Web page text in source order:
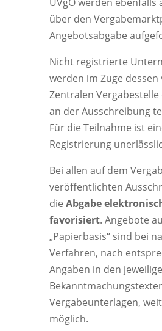
über den
Angebotsabgabe
Nicht registrierte
werden im Zuge dessen
Zentralen Vergabestelle
an der Ausschreibung
Für die Teilnahme ist
Registrierung
Bei allen auf dem
veröffentlichten
die Abgabe
favorisiert. Angebote
„Papierbasis“ sind bei
Verfahren, nach
Angaben in den
Vergabeunterlagen,
möglich.